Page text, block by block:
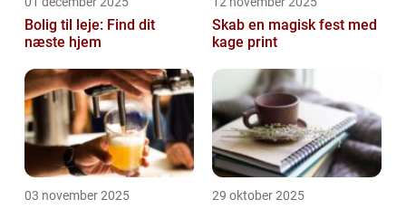
Bolig til leje: Find dit
næste hjem
Skab en magisk fest med
kage print
03 november 2025 29 oktober 2025